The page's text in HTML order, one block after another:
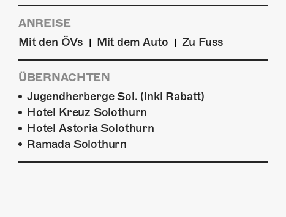
ANREISE
Mit den ÖVs
Mit dem Auto Zu Fuss
ÜBERNACHTEN
Jugendherberge Sol. (inkl Rabatt)
Hotel Kreuz Solothurn
Hotel Astoria Solothurn
Ramada Solothurn